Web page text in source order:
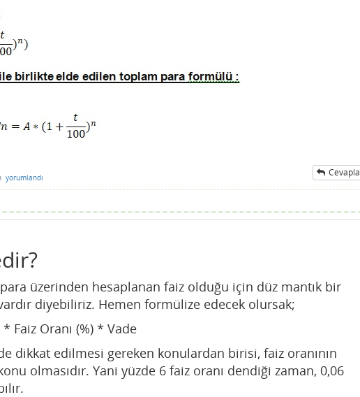
yorumlandı Cevapla
üzerinden hesaplanan faiz olduğu için düz mantık bir
diyebiliriz. Hemen formülize edecek olursak;
Faiz Oranı (%) * Vade
dikkat edilmesi gereken konulardan birisi, faiz oranının
olmasıdır. Yani yüzde 6 faiz oranı dendiği zaman, 0,06